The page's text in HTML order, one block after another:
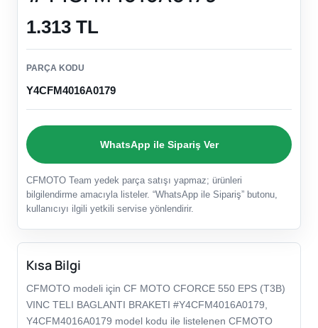
1.313 TL
PARÇA KODU
Y4CFM4016A0179
WhatsApp ile Sipariş Ver
CFMOTO Team yedek parça satışı yapmaz; ürünleri
bilgilendirme amacıyla listeler. “WhatsApp ile Sipariş” butonu,
kullanıcıyı ilgili yetkili servise yönlendirir.
Kısa Bilgi
CFMOTO modeli için CF MOTO CFORCE 550 EPS (T3B)
VINC TELI BAGLANTI BRAKETI #Y4CFM4016A0179,
Y4CFM4016A0179 model kodu ile listelenen CFMOTO